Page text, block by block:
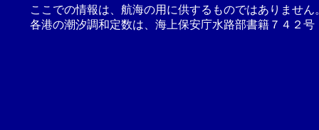
ここでの情報は、航海の用に供するものではありませ
各港の潮汐調和定数は、海上保安庁水路部書籍７４２